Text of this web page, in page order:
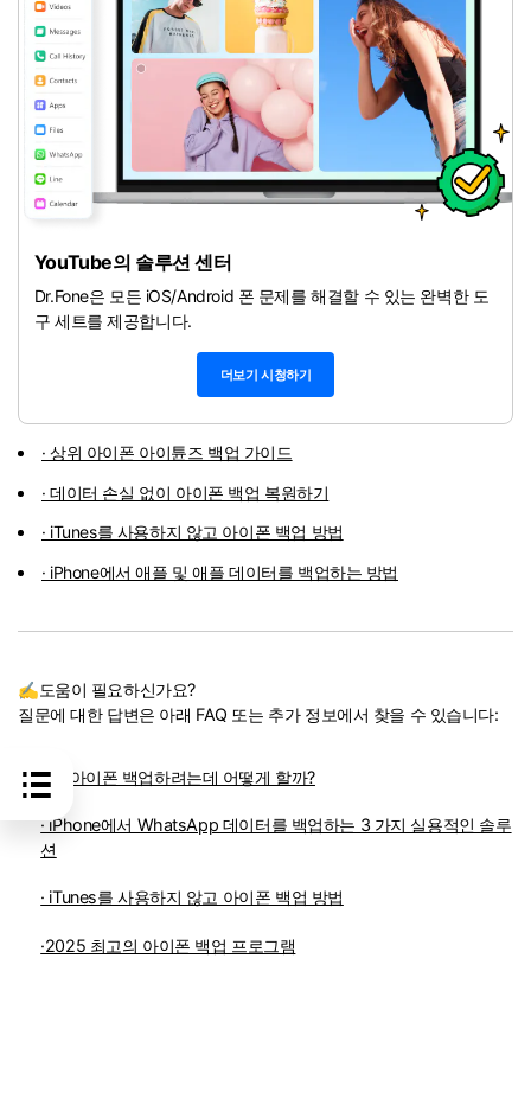
YouTube의 솔루션 센터
Dr.Fone은 모든 iOS/Android 폰 문제를 해결할 수 있는 완벽한 도
구 세트를 제공합니다.
더보기 시청하기
· 상위 아이폰 아이튠즈 백업 가이드
· 데이터 손실 없이 아이폰 백업 복원하기
· iTunes를 사용하지 않고 아이폰 백업 방법
· iPhone에서 애플 및 애플 데이터를 백업하는 방법
✍도움이 필요하신가요?
질문에 대한 답변은 아래 FAQ 또는 추가 정보에서 찾을 수 있습니다:
· 내 아이폰 백업하려는데 어떻게 할까?
· iPhone에서 WhatsApp 데이터를 백업하는 3 가지 실용적인 솔루
션
· iTunes를 사용하지 않고 아이폰 백업 방법
·2025 최고의 아이폰 백업 프로그램